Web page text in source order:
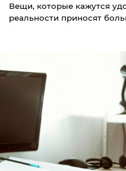
Вещи, которые кажутся
реальности приносят